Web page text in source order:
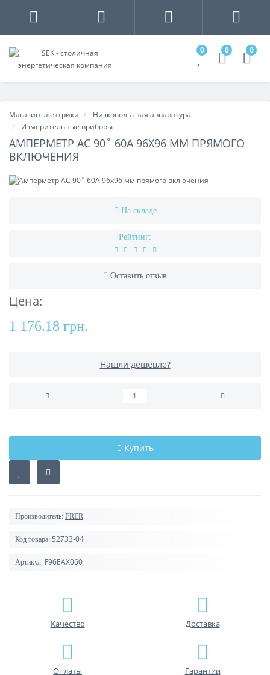
0 0 0
Магазин электрики
Низковольтная аппаратура
Измерительные приборы
АМПЕРМЕТР AC 90˚ 60A 96X96 ММ ПРЯМОГО
ВКЛЮЧЕНИЯ
На складе
Рейтинг:
Оставить отзыв
Цена:
1 176.18 грн.
Нашли дешевле?
Купить
Производитель: FRER
Код товара: 52733-04
Артикул: F96EAX060
Качество Доставка
Оплаты Гарантии